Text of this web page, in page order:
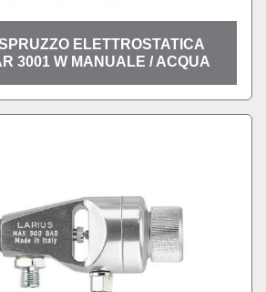
ELETTROSTATICA
3001 W MANUALE / ACQUA